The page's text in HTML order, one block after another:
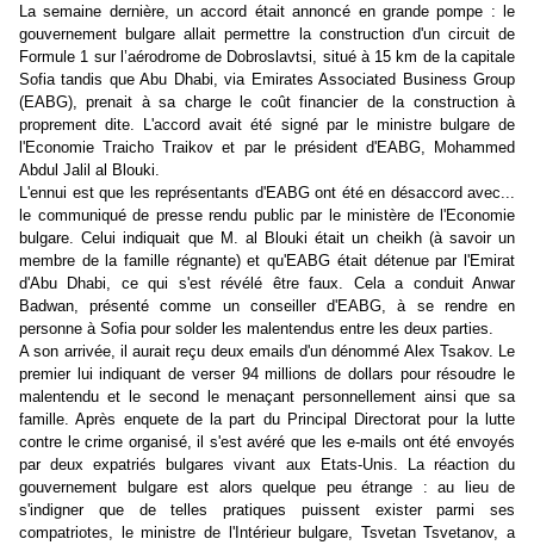
La semaine dernière, un accord était annoncé en grande pompe : le
gouvernement bulgare allait permettre la construction d'un circuit de
Formule 1 sur l’aérodrome de Dobroslavtsi, situé à 15 km de la capitale
Sofia tandis que Abu Dhabi, via Emirates Associated Business Group
(EABG), prenait à sa charge le coût financier de la construction à
proprement dite. L'accord avait été signé par le ministre bulgare de
l'Economie Traicho Traikov et par le président d'EABG, Mohammed
Abdul Jalil al Blouki.
L'ennui est que les représentants d'EABG ont été en désaccord avec...
le communiqué de presse rendu public par le ministère de l'Economie
bulgare. Celui indiquait que M. al Blouki était un cheikh (à savoir un
membre de la famille régnante) et qu'EABG était détenue par l'Emirat
d'Abu Dhabi, ce qui s'est révélé être faux. Cela a conduit Anwar
Badwan, présenté comme un conseiller d'EABG, à se rendre en
personne à Sofia pour solder les malentendus entre les deux parties.
A son arrivée, il aurait reçu deux emails d'un dénommé Alex Tsakov. Le
premier lui indiquant de verser 94 millions de dollars pour résoudre le
malentendu et le second le menaçant personnellement ainsi que sa
famille. Après enquete de la part du Principal Directorat pour la lutte
contre le crime organisé, il s'est avéré que les e-mails ont été envoyés
par deux expatriés bulgares vivant aux Etats-Unis. La réaction du
gouvernement bulgare est alors quelque peu étrange : au lieu de
s'indigner que de telles pratiques puissent exister parmi ses
compatriotes, le ministre de l'Intérieur bulgare, Tsvetan Tsvetanov, a